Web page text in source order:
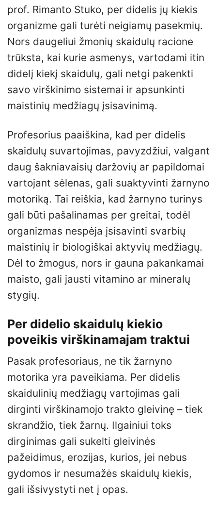
prof. Rimanto Stuko, per didelis jų kiekis
organizme gali turėti neigiamų pasekmių.
Nors daugeliui žmonių skaidulų racione
trūksta, kai kurie asmenys, vartodami itin
didelį kiekį skaidulų, gali netgi pakenkti
savo virškinimo sistemai ir apsunkinti
maistinių medžiagų įsisavinimą.
Profesorius paaiškina, kad per didelis
skaidulų suvartojimas, pavyzdžiui, valgant
daug šakniavaisių daržovių ar papildomai
vartojant sėlenas, gali suaktyvinti žarnyno
motoriką. Tai reiškia, kad žarnyno turinys
gali būti pašalinamas per greitai, todėl
organizmas nespėja įsisavinti svarbių
maistinių ir biologiškai aktyvių medžiagų.
Dėl to žmogus, nors ir gauna pakankamai
maisto, gali jausti vitamino ar mineralų
stygių.
Per didelio skaidulų kiekio
poveikis virškinamajam traktui
Pasak profesoriaus, ne tik žarnyno
motorika yra paveikiama. Per didelis
skaidulinių medžiagų vartojimas gali
dirginti virškinamojo trakto gleivinę – tiek
skrandžio, tiek žarnų. Ilgainiui toks
dirginimas gali sukelti gleivinės
pažeidimus, erozijas, kurios, jei nebus
gydomos ir nesumažės skaidulų kiekis,
gali išsivystyti net į opas.